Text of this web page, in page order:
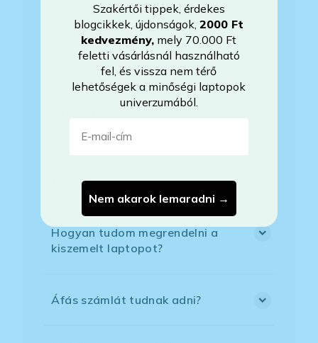
Milyen szoftverek vannak előre
telepítve a laptopra?
Mit jelent, hogy magyar/magyar
kiosztású európai/külföldi kiosztású
fizetni?
Hogyan tudom megrendelni a
kiszemelt laptopot?
Áfás számlát tudnak adni?
Szakértői tippek, érdekes
blogcikkek, újdonságok,2000 Ft
kedvezmény, mely 70.000 Ft
feletti vásárlásnál használható
fel, és vissza nem térő
lehetőségek a minőségi laptopok
univerzumából.
Nem akarok lemaradni →